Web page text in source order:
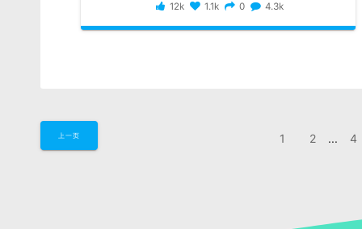
12k 1.1k 0 4.3k
上一页 1 2 ... 4